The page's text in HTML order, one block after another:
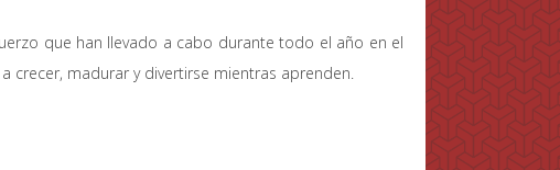
que han llevado a cabo durante todo el año en el
crecer, madurar y divertirse mientras aprenden.